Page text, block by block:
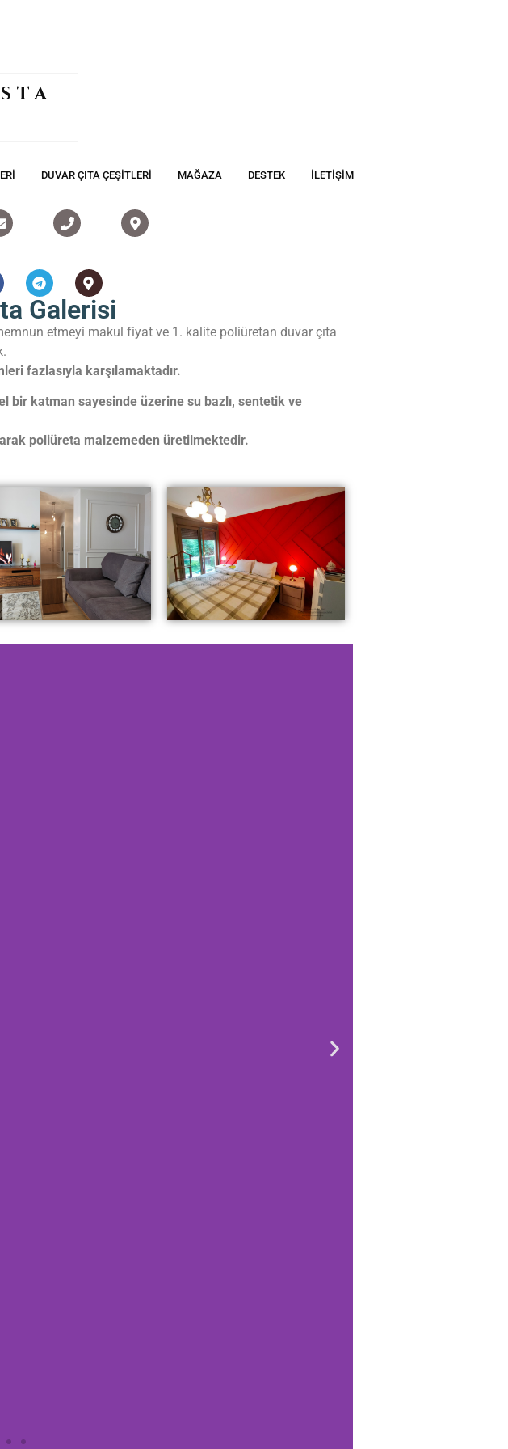
DUVAR ÇITA ÇEŞITLERI MAĞAZA DESTEK İLETIŞIM
Galerisi
etmeyi makul fiyat ve 1. kalite poliüretan duvar çıta
fazlasıyla karşılamaktadır.
bir katman sayesinde üzerine su bazlı, sentetik ve
poliüreta malzemeden üretilmektedir.